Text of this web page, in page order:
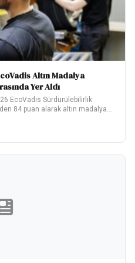
Altın Madalya
Yer Aldı
EcoVadis Sürdürülebilirlik
84 puan alarak altın madalya…